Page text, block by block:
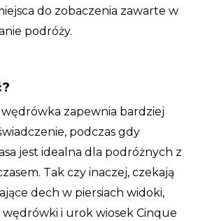
do zobaczenia zawarte w
podróży.
zapewnia bardziej
podczas gdy
jest idealna dla podróżnych z
Tak czy inaczej, czekają
dech w piersiach widoki,
i urok wiosek Cinque